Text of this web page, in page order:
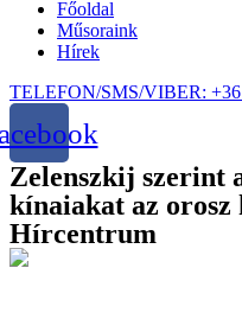
Főoldal
Műsoraink
Hírek
TELEFON/SMS/VIBER: +36
Zelenszkij szerint
kínaiakat az orosz
Hírcentrum